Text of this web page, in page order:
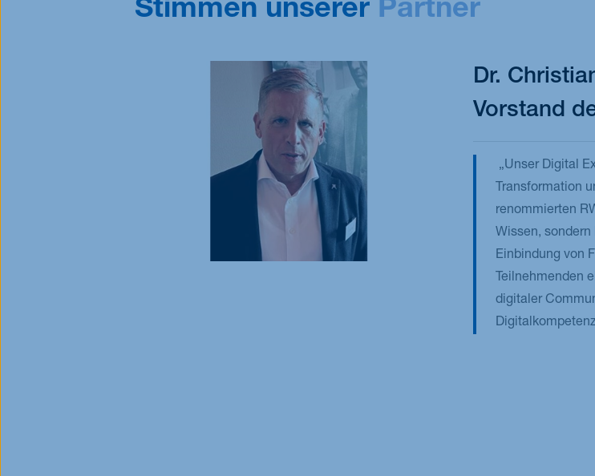
Stimmen unserer Partner
Dr.
Vorstand
Unser Digital
Transformation
renommierten
Wissen,
Einbindung von
Teilnehmenden
digitaler